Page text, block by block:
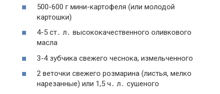
500-600 г мини-картофеля (или молодой
картошки)
4-5 ст․ л․ высококачественного оливкового
масла
3-4 зубчика свежего чеснока, измельченного
2 веточки свежего розмарина (листья, мелко
нарезанные) или 1,5 ч․ л․ сушеного